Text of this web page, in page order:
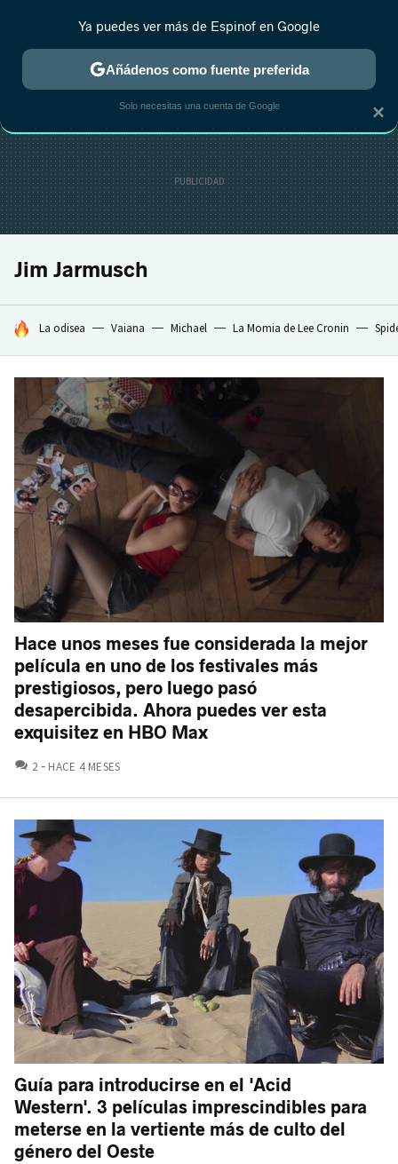
MENÚ NUEVO
ESTRENOS REALITY ANIME RANKINGS CINE
Jim Jarmusch
HOY SE HABLA DE
La odisea Vaiana Michael La Momia de Lee Cronin
Hace unos meses fue considerada la mejor
película en uno de los festivales más
prestigiosos, pero luego pasó
desapercibida. Ahora puedes ver esta
exquisitez en HBO Max
2 COMENTARIOS
HACE 4 MESES
Guía para introducirse en el 'Acid
Western'. 3 películas imprescindibles para
meterse en la vertiente más de culto del
género del Oeste
×
Ya puedes ver más de Espinof en Google
Añádenos como fuente preferida
Solo necesitas una cuenta de Google